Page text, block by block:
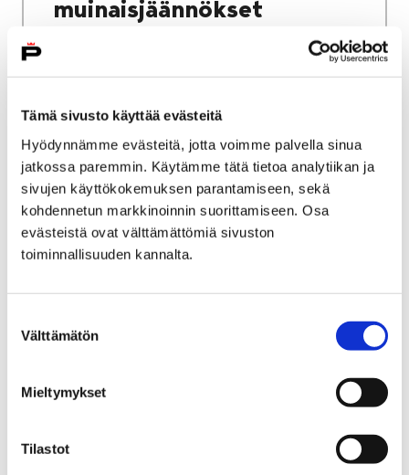
Tämä sivusto käyttää evästeitä
Hyödynnämme evästeitä, jotta voimme palvella sinua
jatkossa paremmin. Käytämme tätä tietoa analytiikan ja
sivujen käyttökokemuksen parantamiseen, sekä
kohdennetun markkinoinnin suorittamiseen. Osa
evästeistä ovat välttämättömiä sivuston
toiminnallisuuden kannalta.
valinta
Välttämätön
Mieltymykset
Tilastot
muinaisjäännökset
Etusivu
Näyttelyt
Lainattavat kiertonäyttelyt
Lainattavat
kiertonäyttelyt
Rakennukset ja ympäristö
Rakennusten korjaaminen